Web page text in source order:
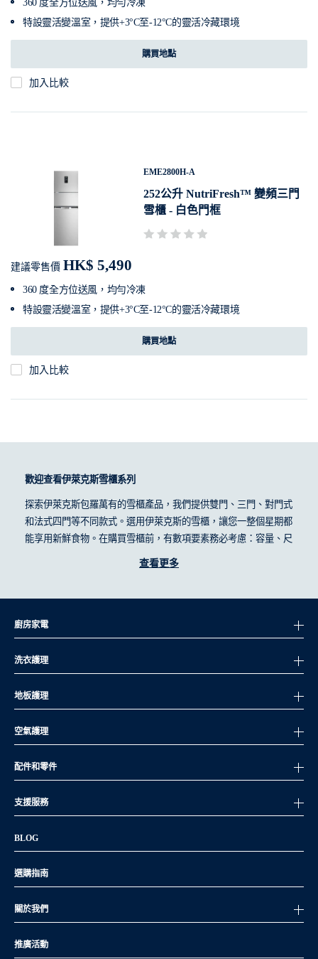
360 度全方位送風，均勻冷凍
特設靈活變溫室，提供+3°C至-12°C的靈活冷藏環境
購買地點
加入比較
EME2800H-A
252公升 NutriFresh™ 變頻三門
雪櫃 - 白色門框
建議零售價 HK$ 5,490
360 度全方位送風，均勻冷凍
特設靈活變溫室，提供+3°C至-12°C的靈活冷藏環境
購買地點
加入比較
歡迎查看伊萊克斯雪櫃系列
探索伊萊克斯包羅萬有的雪櫃產品，我們提供雙門、三門、對門式
和法式四門等不同款式。選用伊萊克斯的雪櫃，讓您一整個星期都
能享用新鮮食物。在購買雪櫃前，有數項要素務必考慮：容量、尺
寸、類型及您可能需要使用的功能。
容量供選擇。以下供參：
1 – 2人 150 – 250升
3 – 4人
5人或以上
預留額外貯藏空間是一個不錯的主意，當有客人到訪或準備慶祝佳
節時，您的雪櫃就有額外空間可使用。所以如若您還對雪櫃尺寸猶
雪櫃類型
雪櫃有不同類型，例如：
兩款
查看更多
廚房家電
洗衣護理
地板護理
空氣護理
配件和零件
支援服務
BLOG
選購指南
關於我們
推廣活動